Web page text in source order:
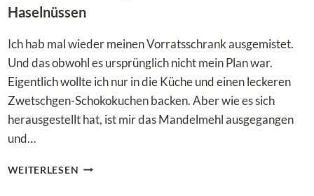
Haselnüssen
Ich hab mal wieder meinen Vorratsschrank ausgemistet.
Und das obwohl es ursprünglich nicht mein Plan war.
Eigentlich wollte ich nur in die Küche und einen leckeren
Zwetschgen-Schokokuchen backen. Aber wie es sich
herausgestellt hat, ist mir das Mandelmehl ausgegangen
und…
WEITERLESEN LOW